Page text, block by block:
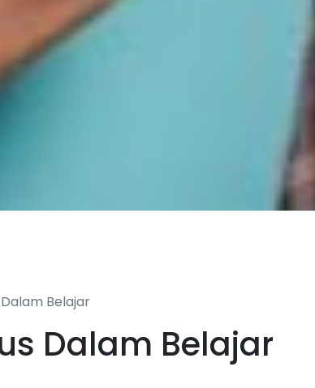
Belajar
Dalam Belajar